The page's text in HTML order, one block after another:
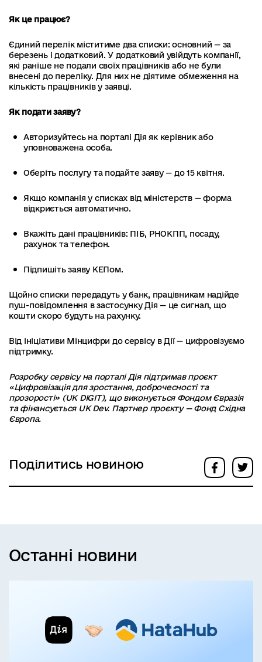
Як це працює?
Єдиний перелік міститиме два списки: основний — за
березень і додатковий. У додатковий увійдуть компанії,
які раніше не подали своїх працівників або не були
внесені до переліку. Для них не діятиме обмеження на
кількість працівників у заявці.
Як подати заяву?
Авторизуйтесь на порталі Дія як керівник або
уповноважена особа.
Оберіть послугу та подайте заяву — до 15 квітня.
Якщо компанія у списках від міністерств — форма
відкриється автоматично.
Вкажіть дані працівників: ПІБ, РНОКПП, посаду,
рахунок та телефон.
Підпишіть заяву КЕПом.
Щойно списки передадуть у банк, працівникам надійде
пуш-повідомлення в застосунку Дія — це сигнал, що
кошти скоро будуть на рахунку.
Від ініціативи Мінцифри до сервісу в Дії — цифровізуємо
підтримку.
Розробку сервісу на порталі Дія підтримав проєкт
«Цифровізація для зростання, доброчесності та
прозорості» (UK DIGIT), що виконується Фондом Євразія
та фінансується UK Dev. Партнер проєкту — Фонд Східна
Європа.
Поділитись новиною
Останні новини